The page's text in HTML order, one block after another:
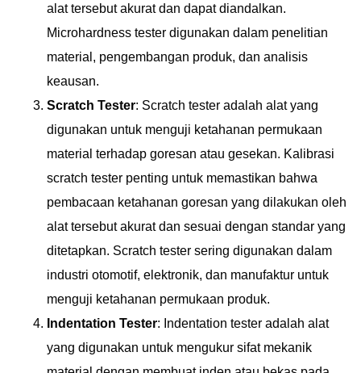
alat tersebut akurat dan dapat diandalkan.
Microhardness tester digunakan dalam penelitian
material, pengembangan produk, dan analisis
keausan.
Scratch Tester: Scratch tester adalah alat yang
digunakan untuk menguji ketahanan permukaan
material terhadap goresan atau gesekan. Kalibrasi
scratch tester penting untuk memastikan bahwa
pembacaan ketahanan goresan yang dilakukan oleh
alat tersebut akurat dan sesuai dengan standar yang
ditetapkan. Scratch tester sering digunakan dalam
industri otomotif, elektronik, dan manufaktur untuk
menguji ketahanan permukaan produk.
Indentation Tester: Indentation tester adalah alat
yang digunakan untuk mengukur sifat mekanik